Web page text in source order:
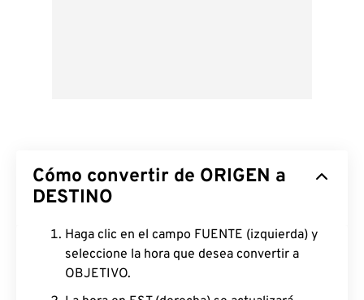
Cómo convertir de ORIGEN a
DESTINO
Haga clic en el campo FUENTE (izquierda) y
seleccione la hora que desea convertir a
OBJETIVO.